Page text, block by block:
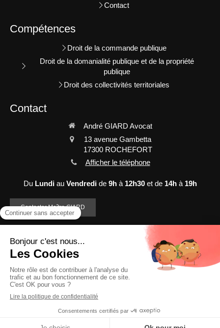
Contact
Compétences
Droit de la commande publique
Droit de la domanialité publique et de la propriété
publique
Droit des collectivités territoriales
Contact
André GIARD Avocat
13 avenue Gambetta
17300 ROCHEFORT
Afficher le téléphone
Du Lundiau Vendredide 9hà 12h30et de 14hà 19h
Contacter Maître GIARD
©2022 André GIARD Avocat - Avocat à La Rochelle
Mentions légales
Création et référencement du site par Simplébo
Site créé grâce àPRAEFERENTIA